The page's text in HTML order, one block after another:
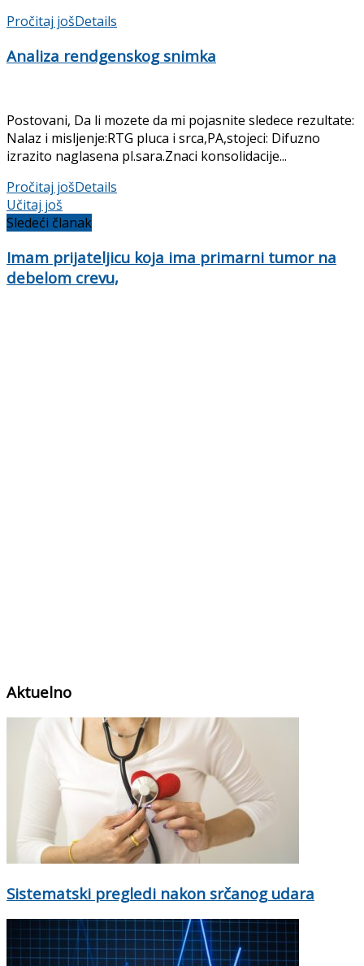
Pročitaj jošDetails
Analiza rendgenskog snimka
Postovani, Da li mozete da mi pojasnite sledece rezultate:
Nalaz i misljenje:RTG pluca i srca,PA,stojeci: Difuzno
izrazito naglasena pl.sara.Znaci konsolidacije...
Pročitaj jošDetails
Učitaj još
Sledeći članak
Imam prijateljicu koja ima primarni tumor na
debelom crevu,
Aktuelno
Sistematski pregledi nakon srčanog udara